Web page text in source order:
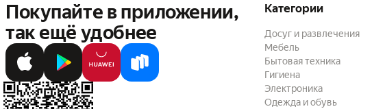
Покупайте в приложении,
так ещё удобнее
Категории
Досуг и развлечения
Мебель
Бытовая техника
Гигиена
Электроника
Одежда и обувь